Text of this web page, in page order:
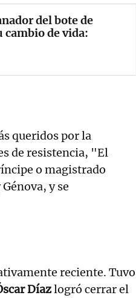
del bote de
cambio de vida:
queridos por la
de resistencia, "El
o magistrado
y se
reciente. Tuvo
Díazlogró cerrar el